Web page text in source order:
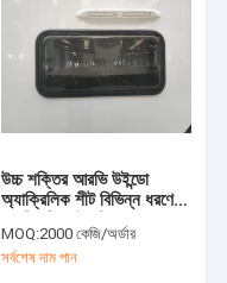
উচ্চ শক্তির আরভি উইন্ডো
অ্যাক্রিলিক শীট বিভিন্ন ধরণের
উইন্ডোগুলির জন্য সুরক্ষা এবং
দীর্ঘায়ু সরবরাহ করে
MOQ:2000 কেজি/অর্ডার
সর্বশেষ দাম পান